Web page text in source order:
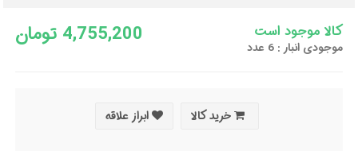
4,755,200 تومان کالا موجود است
موجودی انبار : 6 عدد
خرید کالا ابراز علاقه